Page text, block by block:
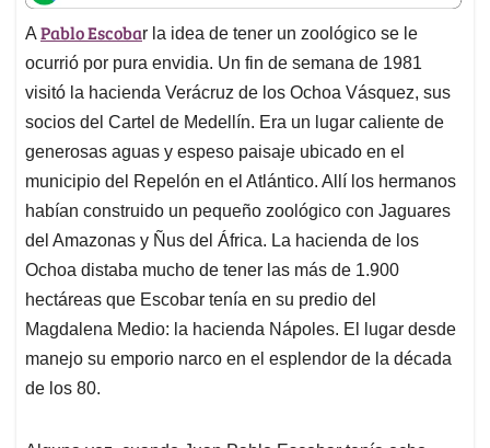
t
s
A
p
p
e
b
o
o
k
k
e
d
I
n
i
l
e
a
d
s
A Pablo Escobar la idea de tener un zoológico se le
ocurrió por pura envidia. Un fin de semana de 1981
visitó la hacienda Verácruz de los Ochoa Vásquez, sus
socios del Cartel de Medellín. Era un lugar caliente de
generosas aguas y espeso paisaje ubicado en el
municipio del Repelón en el Atlántico. Allí los hermanos
habían construido un pequeño zoológico con Jaguares
del Amazonas y Ñus del África. La hacienda de los
Ochoa distaba mucho de tener las más de 1.900
hectáreas que Escobar tenía en su predio del
Magdalena Medio: la hacienda Nápoles. El lugar desde
manejo su emporio narco en el esplendor de la década
de los 80.